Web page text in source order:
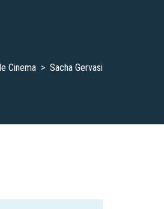
Cinema > Sacha Gervasi